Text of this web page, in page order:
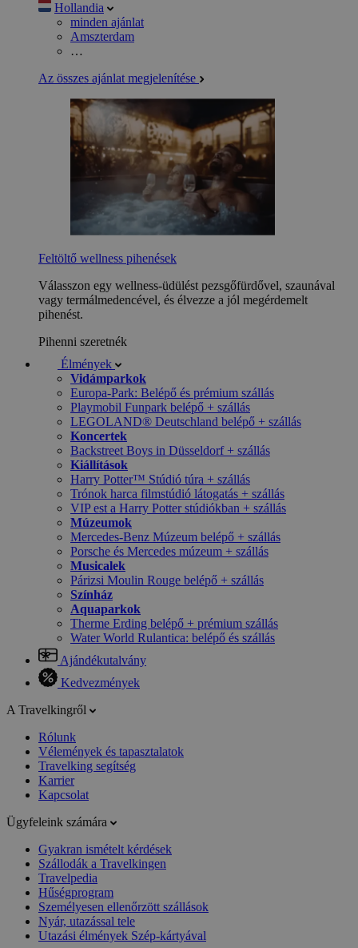
Hollandia
minden ajánlat
Amszterdam
…
Az összes ajánlat megjelenítése
Feltöltő wellness pihenések
Válasszon egy wellness-üdülést pezsgőfürdővel, szaunával
vagy termálmedencével, és élvezze a jól megérdemelt
pihenést.
Pihenni szeretnék
Élmények
Vidámparkok
Europa-Park: Belépő és prémium szállás
Playmobil Funpark belépő + szállás
LEGOLAND® Deutschland belépő + szállás
Koncertek
Backstreet Boys in Düsseldorf + szállás
Kiállítások
Harry Potter™ Stúdió túra + szállás
Trónok harca filmstúdió látogatás + szállás
VIP est a Harry Potter stúdiókban + szállás
Múzeumok
Mercedes-Benz Múzeum belépő + szállás
Porsche és Mercedes múzeum + szállás
Musicalek
Párizsi Moulin Rouge belépő + szállás
Színház
Aquaparkok
Therme Erding belépő + prémium szállás
Water World Rulantica: belépő és szállás
Ajándékutalvány
Kedvezmények
A Travelkingről
Rólunk
Vélemények és tapasztalatok
Travelking segítség
Karrier
Kapcsolat
Ügyfeleink számára
Gyakran ismételt kérdések
Szállodák a Travelkingen
Travelpedia
Hűségprogram
Személyesen ellenőrzött szállások
Nyár, utazással tele
Utazási élmények Szép-kártyával